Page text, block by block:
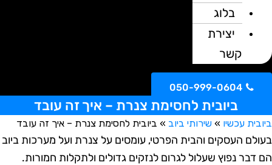
בלוג
יצירת
קשר
050-999-0604
ביובית לחסימת צנרת – איך זה עובד
עכשיו»שירותי ביוב»ביובית לחסימת צנרת – איך זה עובד
העסקים והבית הפרטי, עומסים על צנרת ועל מערכות ביוב
נפוץ שעלול לגרום לנזקים גדולים ולתקלות חמורות.